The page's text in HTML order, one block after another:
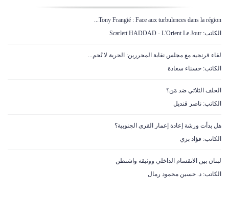
وفاة سوري صدما على أوتوستراد زوق مصبح
لبنان بين الانقسام الداخلي ووثيقة واشنطن
إصابة أكثر من 240 شخصاً في أوروبا بفيروس حمى غرب ا...
Tony Frangié : Face aux turbulences dans la région...
الكاتب: Scarlett HADDAD - L'Orient Le Jour
لقاء فرنجيه مع مجلس نقابة المحررين: الحرية لا تُحم...
الكاتب: حسناء سعادة
الحلف الثلاثي ضد مَن؟
الكاتب: ناصر قنديل
هل بدأت ورشة إعادة إعمار القرى الجنوبية؟
الكاتب: فؤاد بزي
لبنان بين الانقسام الداخلي ووثيقة واشنطن
الكاتب: د. حسين محمود رمال